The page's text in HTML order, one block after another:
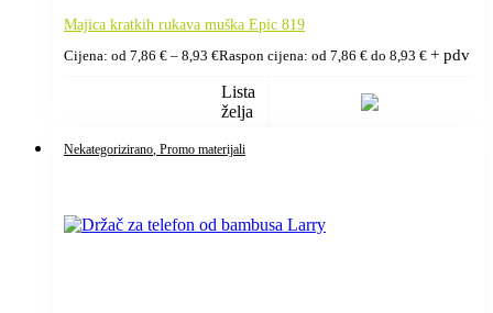
Majica kratkih rukava muška Epic 819
Cijena: od 7,86 € – 8,93 €Raspon cijena: od 7,86 € do 8,93 € + pdv
Lista
želja
Nekategorizirano , Promo materijali